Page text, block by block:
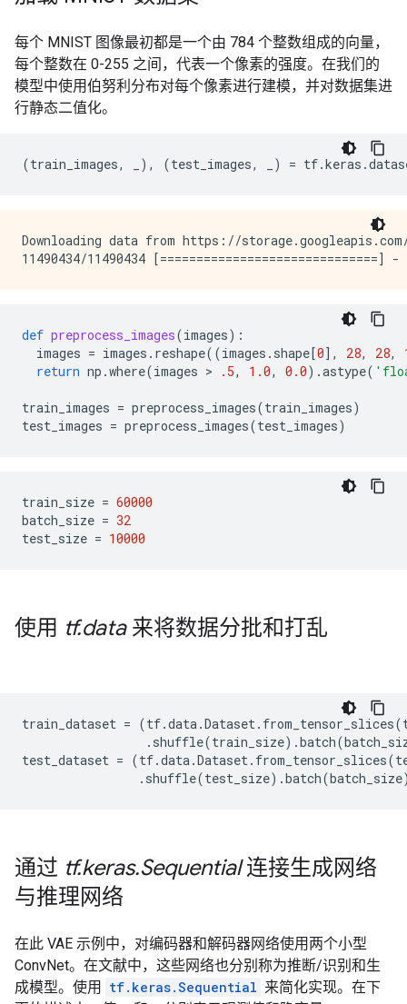
每个 MNIST 图像最初都是一个由 784 个整数组成的向量，
每个整数在 0-255 之间，代表一个像素的强度。在我们的
模型中使用伯努利分布对每个像素进行建模，并对数据集进
行静态二值化。
(train_images, ), (test_images, ) = tf.keras .
Downloading data from https://
def preprocess_images(images):
images = images . reshape((images . shape[0], 28, 28,
return np .where(images > .5, 1.0, 0.0) .astype(
train_images = preprocess_images(train_images)
test_images = preprocess_images(test_images)
train_size = 60000
batch_size = 32
test_size = 10000
使用 tf.data来将数据分批和打乱
train_dataset = (tf.data.Dataset. from_tensor_slices(
. shuffle(train_size) .batch(
test_dataset = (tf.data.Dataset. from_tensor_slices(
. shuffle(test_size) .batch(batch_size
通过 tf.keras.Sequential连接生成网络
与推理网络
在此 VAE 示例中，对编码器和解码器网络使用两个小型
ConvNet。在文献中，这些网络也分别称为推断/识别和生
成模型。使用
tf.keras.Sequential 来简化实现。在下